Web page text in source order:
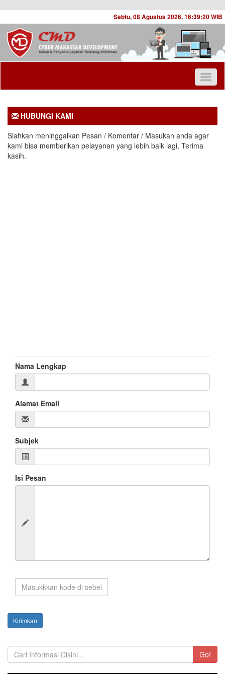
Sabtu, 08 Agustus 2026,16:39:20WIB
HUBUNGI KAMI
Siahkan meninggalkan Pesan / Komentar / Masukan anda agar
kami bisa memberikan pelayanan yang lebih baik lagi, Terima
kasih.
Nama Lengkap
Alamat Email
Subjek
Isi Pesan
Kirimkan
Go!